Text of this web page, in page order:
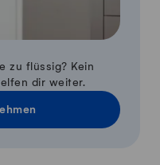
zu flüssig? Kein
dir weiter.